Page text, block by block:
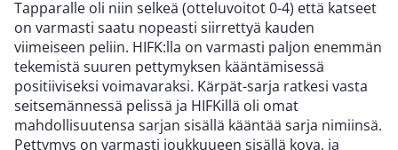
Tapparalle oli niin selkeä (otteluvoitot 0-4) että katseet
on varmasti saatu nopeasti siirrettyä kauden
viimeiseen peliin. HIFK:lla on varmasti paljon enemmän
tekemistä suuren pettymyksen kääntämisessä
positiiviseksi voimavaraksi. Kärpät-sarja ratkesi vasta
seitsemännessä pelissä ja HIFKillä oli omat
mahdollisuutensa sarjan sisällä kääntää sarja nimiinsä.
Pettymys on varmasti joukkuueen sisällä kova, ja